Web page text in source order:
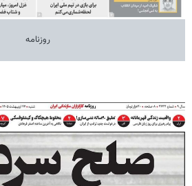
روزنامه